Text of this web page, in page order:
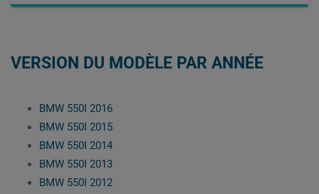
VERSION DU MODÈLE PAR ANNÉE
BMW 550I 2016
BMW 550I 2015
BMW 550I 2014
BMW 550I 2013
BMW 550I 2012